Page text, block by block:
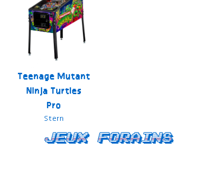
Teenage Mutant
Ninja Turtles
Pro
Stern
Jeux forains